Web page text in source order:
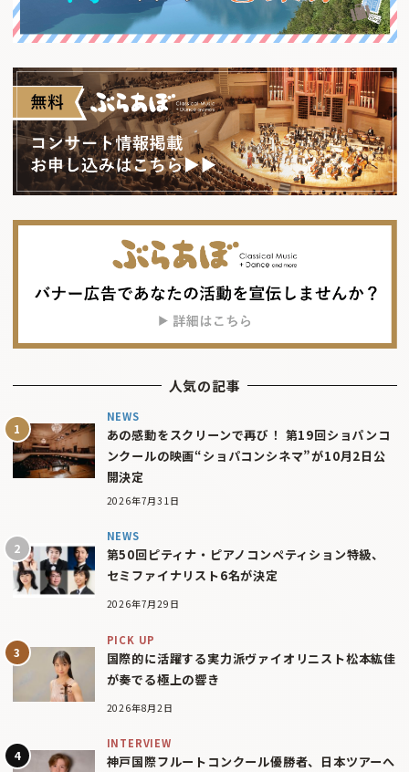
人気の記事
NEWS
あの感動をスクリーンで再び！ 第19回ショパンコ
ンクールの映画“ショパコンシネマ”が10月2日公
開決定
2026年7月31日
NEWS
第50回ピティナ・ピアノコンペティション特級、
セミファイナリスト6名が決定
2026年7月29日
PICK UP
国際的に活躍する実力派ヴァイオリニスト松本紘佳
が奏でる極上の響き
2026年8月2日
INTERVIEW
神戸国際フルートコンクール優勝者、日本ツアーへ